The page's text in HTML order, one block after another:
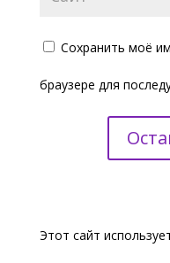
Сохранить моё
браузере для
Этот сайт